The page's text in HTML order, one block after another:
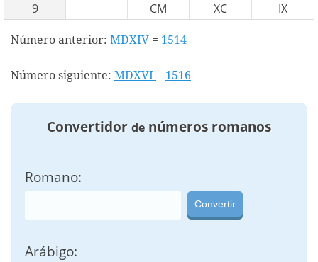
9
CM XC IX
Número anterior: MDXIV = 1514
Número siguiente: MDXVI = 1516
Convertidor de números romanos
Romano:
Convertir
Arábigo: